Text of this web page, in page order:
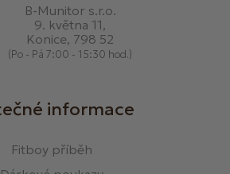
B-Munitor s.r.o.
9. května 11,
Konice, 798 52
(Po - Pá 7:00 - 15:30 hod.)
informace
Fitboy příběh